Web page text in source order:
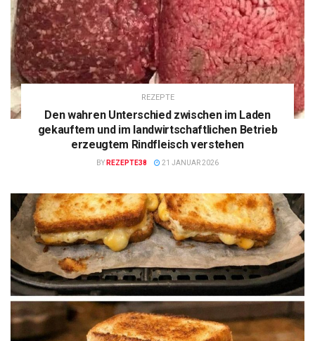
REZEPTE
Den wahren Unterschied zwischen im Laden
gekauftem und im landwirtschaftlichen Betrieb
erzeugtem Rindfleisch verstehen
BY REZEPTE38 21 JANUAR 2026